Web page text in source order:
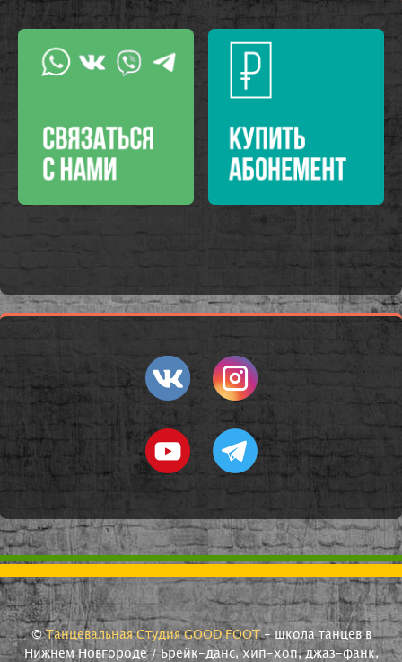
©Танцевальная Студия GOOD FOOT- школа танцев в
Нижнем Новгороде / Брейк-данс, хип-хоп, джаз-фанк,